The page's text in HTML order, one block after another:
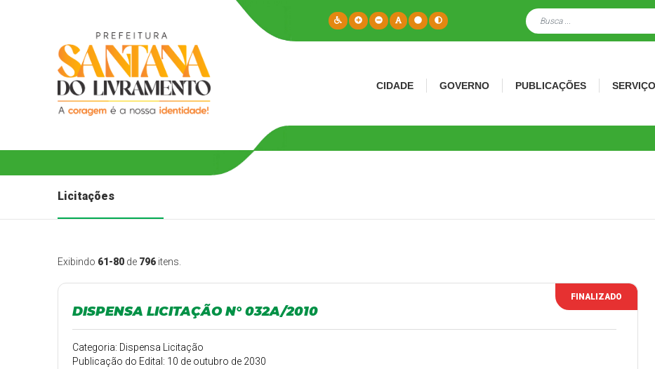
CIDADE GOVERNO PUBLICAÇÕES
Licitações
Exibindo 61-80 de 796 itens.
FINALIZADO
DISPENSA LICITAÇÃO N° 032A/2010
Categoria: Dispensa Licitação
Publicação do Edital: 10 de outubro de 2030